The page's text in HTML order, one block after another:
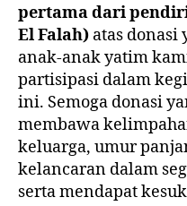
pertama dari
El Falah) atas donasi
anak-anak yatim
partisipasi dalam
ini. Semoga donasi
membawa
keluarga, umur
kelancaran dalam
serta mendapat